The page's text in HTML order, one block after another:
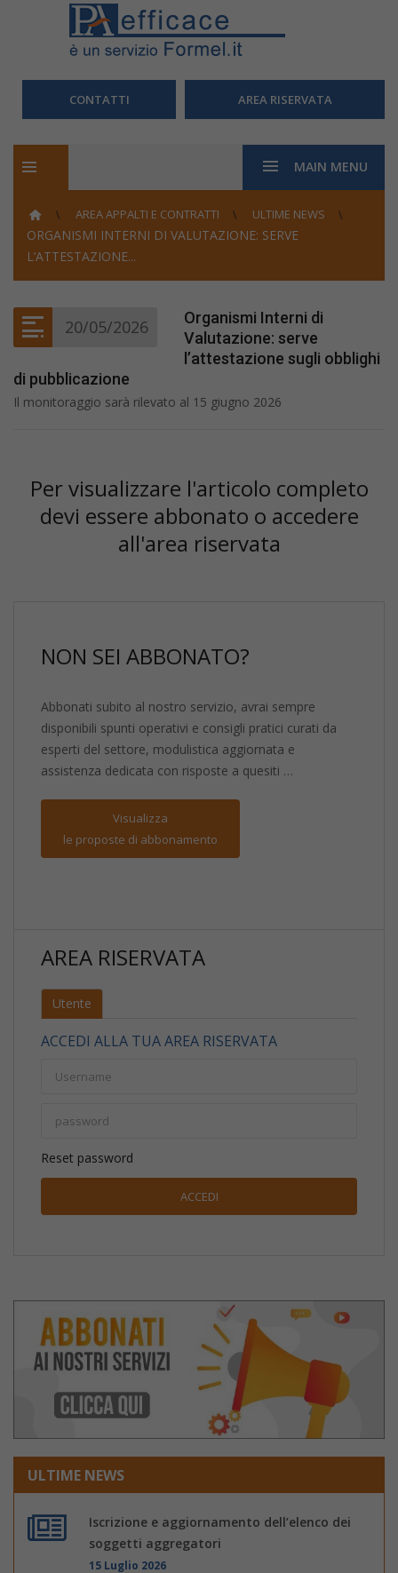
CONTATTI AREA RISERVATA
MAIN MENU
AREA APPALTI E CONTRATTI ULTIME NEWS
ORGANISMI INTERNI DI VALUTAZIONE: SERVE
L’ATTESTAZIONE...
20/05/2026
Organismi Interni di
Valutazione: serve
l’attestazione sugli obblighi
di pubblicazione
Il monitoraggio sarà rilevato al 15 giugno 2026
Per visualizzare l'articolo completo
devi essere abbonato o accedere
all'area riservata
NON SEI ABBONATO?
Abbonati subito al nostro servizio, avrai sempre
disponibili spunti operativi e consigli pratici curati da
esperti del settore, modulistica aggiornata e
assistenza dedicata con risposte a quesiti …
Visualizza
le proposte di abbonamento
AREA RISERVATA
Utente
ACCEDI ALLA TUA AREA RISERVATA
Reset password
ULTIME NEWS
Iscrizione e aggiornamento dell’elenco dei
soggetti aggregatori
15 Luglio 2026